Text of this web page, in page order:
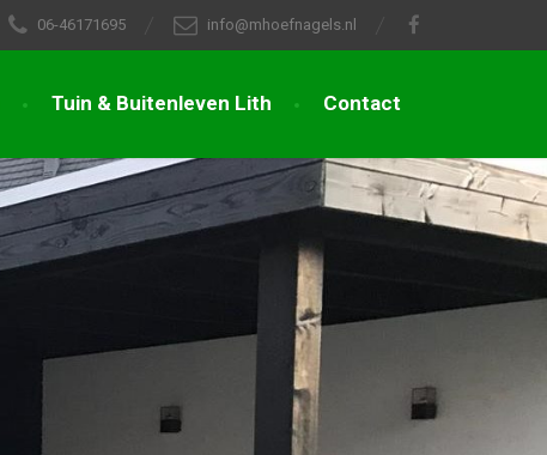
06-46171695 info@mhoefnagels.nl
Tuin & Buitenleven Lith Contact